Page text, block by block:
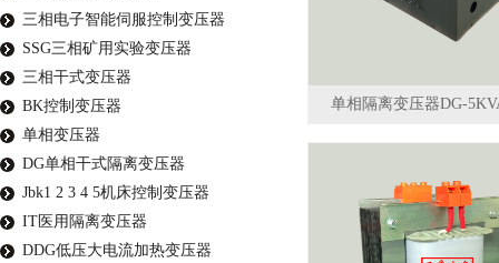
单相隔离变压器DG-
三相电子智能伺服控制变压器
SSG三相矿用实验变压器
三相干式变压器
BK控制变压器
单相变压器
DG单相干式隔离变压器
Jbk1 2 3 4 5机床控制变压器
IT医用隔离变压器
DDG低压大电流加热变压器